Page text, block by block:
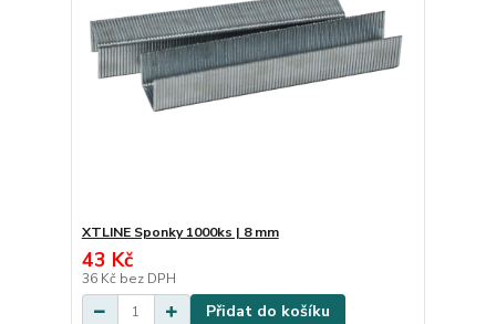
XTLINE Sponky 1000ks | 8 mm
43 Kč
36 Kč bez DPH
Přidat do košíku